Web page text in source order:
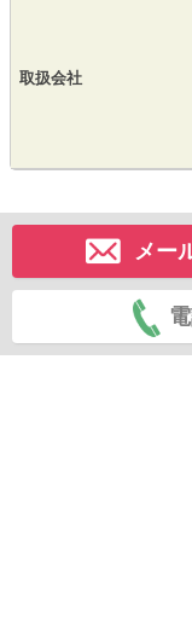
取扱会社
メー